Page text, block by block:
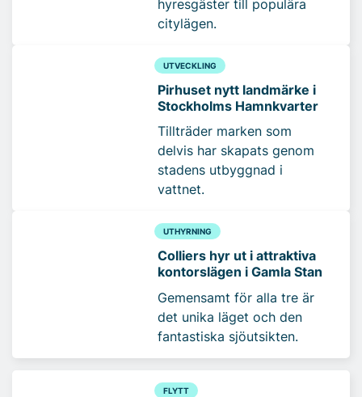
hyresgäster till populära
citylägen.
UTVECKLING
Pirhuset nytt landmärke i
Stockholms Hamnkvarter
Tillträder marken som
delvis har skapats genom
stadens utbyggnad i
vattnet.
UTHYRNING
Colliers hyr ut i attraktiva
kontorslägen i Gamla Stan
Gemensamt för alla tre är
det unika läget och den
fantastiska sjöutsikten.
FLYTT